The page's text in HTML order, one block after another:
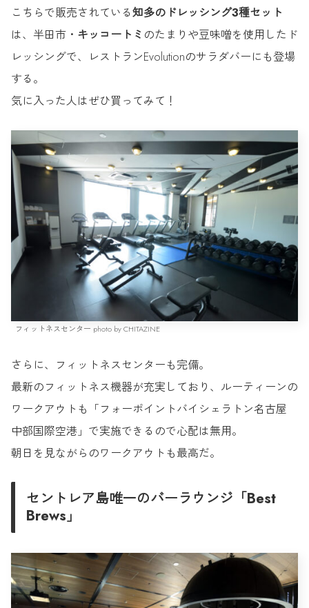
こちらで販売されている知多のドレッシング3種セット
は、半田市・ キッコートミ のたまりや豆味噌を使用したド
レッシングで、レストランEvolutionのサラダバーにも登場
する。
気に入った人はぜひ買ってみて！
フィットネスセンター photo by CHITAZINE
さらに、フィットネスセンターも完備。
最新のフィットネス機器が充実しており、ルーティーンの
ワークアウトも「フォーポイントバイシェラトン名古屋
中部国際空港」で実施できるので心配は無用。
朝日を見ながらのワークアウトも最高だ。
セントレア島唯一のバーラウンジ「Best
Brews」